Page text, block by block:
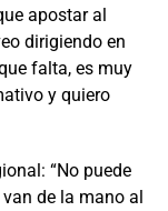
apostar al
dirigiendo en
falta, es muy
y quiero
“No puede
de la mano al